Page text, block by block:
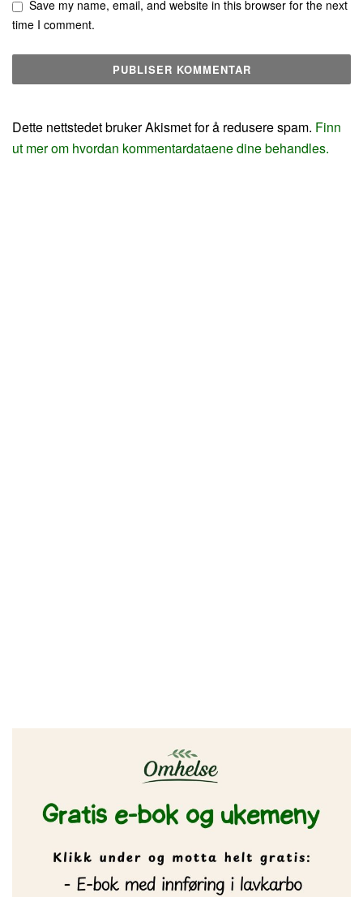
Save my name, email, and website in this browser for the next
time I comment.
Dette nettstedet bruker Akismet for å redusere spam. Finn
ut mer om hvordan kommentardataene dine behandles.